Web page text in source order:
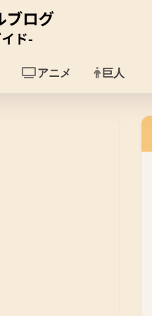
アニメ 巨人